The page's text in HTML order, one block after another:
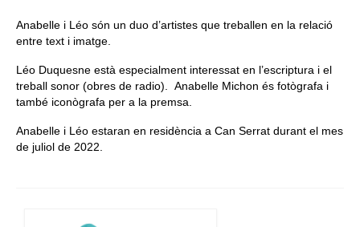
Anabelle i Léo són un duo d’artistes que treballen en la relació
entre text i imatge.
Léo Duquesne està especialment interessat en l’escriptura i el
treball sonor (obres de radio). Anabelle Michon és fotògrafa i
també iconògrafa per a la premsa.
Anabelle i Léo estaran en residència a Can Serrat durant el mes
de juliol de 2022.